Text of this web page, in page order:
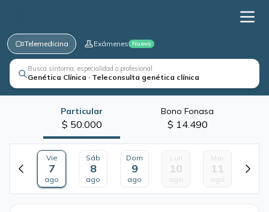
Telemedicina Exámenes Nuevo
Busca síntoma, especialidad o profesional
Genética Clínica · Teleconsulta genética clínica
Particular
$ 50.000
Bono Fonasa
$ 14.490
Vie
7
ago
Sáb
8
ago
Dom
9
ago
Lun
10
ago
Mar
11
ago